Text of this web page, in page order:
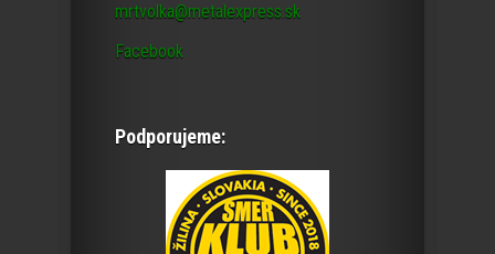
mrtvolka@metalexpress.sk
Facebook
Podporujeme: